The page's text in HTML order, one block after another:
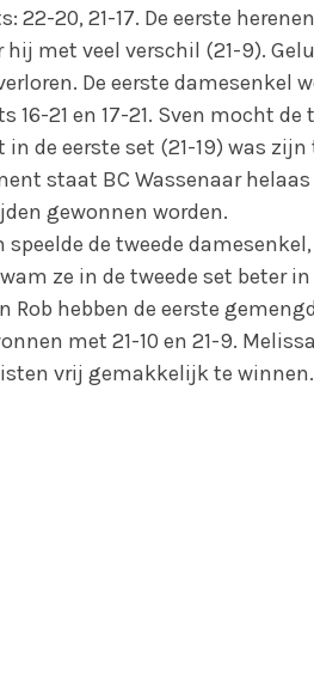
22-20, 21-17. De eerste
hij met veel verschil (21-9).
De eerste damesenkel
16-21 en 17-21. Sven mocht
de eerste set (21-19) was
staat BC Wassenaar
gewonnen worden.
de tweede
ze in de tweede set beter
Rob hebben de eerste
met 21-10 en 21-9.
vrij gemakkelijk te winnen.